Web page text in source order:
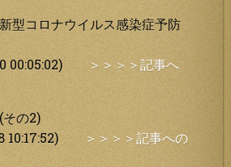
型コロナウイルス感染症予防
00:05:02)
＞＞＞＞記事へ
の2)
10:17:52)
＞＞＞＞記事への